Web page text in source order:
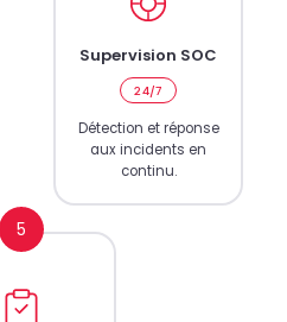
Supervision SOC
24/7
Détection et réponse
aux incidents en
continu.
5